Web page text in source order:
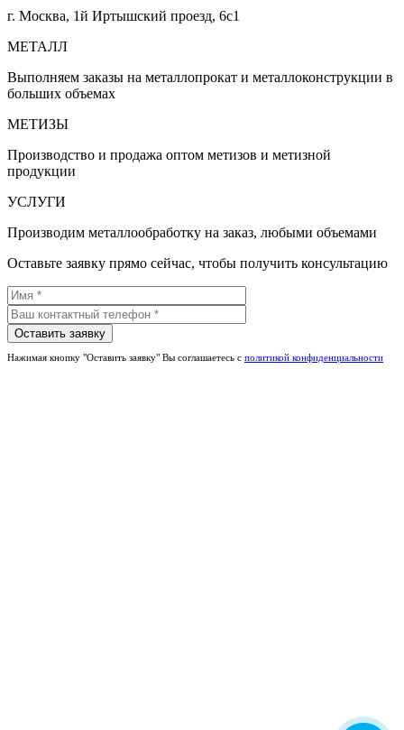
г. Москва, 1й Иртышский проезд, 6с1
МЕТАЛЛ
Выполняем заказы на металлопрокат и металлоконструкции в
больших объемах
МЕТИЗЫ
Производство и продажа оптом метизов и метизной
продукции
УСЛУГИ
Производим металлообработку на заказ, любыми объемами
Оставьте заявку прямо сейчас, чтобы получить консультацию
Нажимая кнопку "Оставить заявку" Вы соглашаетесь с политикой конфиденциальности